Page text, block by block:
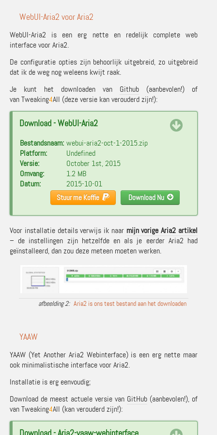
WebUI-Aria2 voor Aria2
WebUI-Aria2 is een erg nette en redelijk complete web
interface voor Aria2.
De configuratie opties zijn behoorlijk uitgebreid, zo uitgebreid
dat ik de weg nog weleens kwijt raak.
Je kunt het downloaden van Github (aanbevolen!) of
van Tweaking4All (deze versie kan verouderd zijn!):
Download - WebUI-Aria2
Bestandsnaam: webui-aria2-oct-1-2015.zip
Platform:
Undefined
Versie:
October 1st, 2015
Omvang:
1.2 MB
Datum:
2015-10-01
Download Nu
Stuur me Koffie
Voor installatie details verwijs ik naar mijn vorige Aria2 artikel
– de instellingen zijn hetzelfde en als je eerder Aria2 had
geïnstalleerd, dan zou deze meteen moeten werken.
Aria2 is ons test bestand aan het downloaden
YAAW
YAAW (Yet Another Aria2 Webinterface) is een erg nette maar
ook minimalistische interface voor Aria2.
Installatie is erg eenvoudig;
Download de meest actuele versie van GitHub (aanbevolen!), of
van Tweaking4All (kan verouderd zijn!):